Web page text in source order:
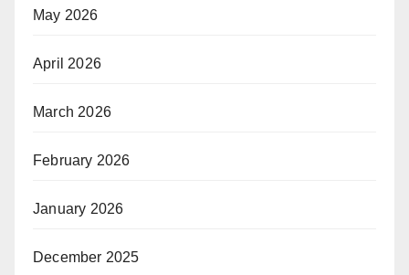
May 2026
April 2026
March 2026
February 2026
January 2026
December 2025